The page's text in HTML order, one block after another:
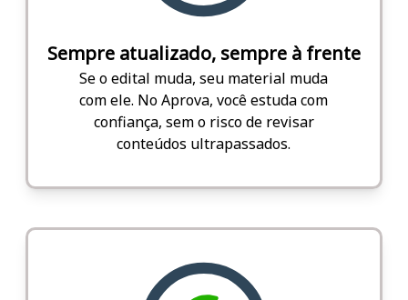
Sempre atualizado, sempre à frente
Se o edital muda, seu material muda
com ele. No Aprova, você estuda com
confiança, sem o risco de revisar
conteúdos ultrapassados.